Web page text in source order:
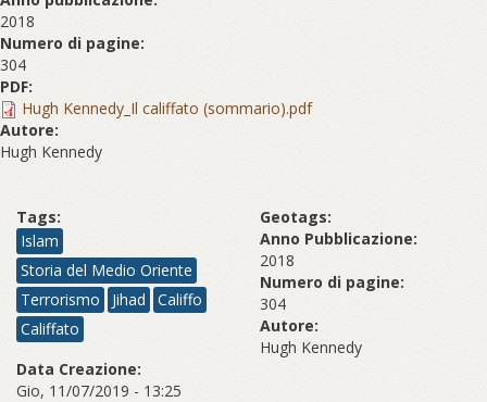
2018
Numero di pagine:
304
PDF:
Hugh Kennedy_Il califfato (sommario).pdf
Autore:
Hugh Kennedy
Tags:
Islam
Storia del Medio Oriente
Terrorismo
Jihad
Califfo
Califfato
Geotags:
Anno Pubblicazione:
2018
Numero di pagine:
304
Autore:
Hugh Kennedy
Data Creazione:
Gio, 11/07/2019 - 13:25